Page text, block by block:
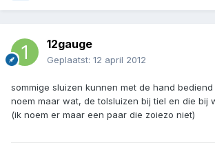
12gauge
Geplaatst: 12 april 2012
sommige sluizen kunnen met de hand
noem maar wat, de tolsluizen bij tiel en die bij
(ik noem er maar een paar die zoiezo niet)